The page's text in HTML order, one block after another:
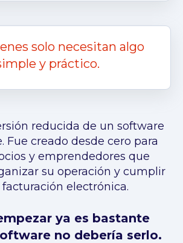
solo necesitan algo
y práctico.
reducida de un software
Fue creado desde cero para
y emprendedores que
su operación y cumplir
electrónica.
ya es bastante
no debería serlo.